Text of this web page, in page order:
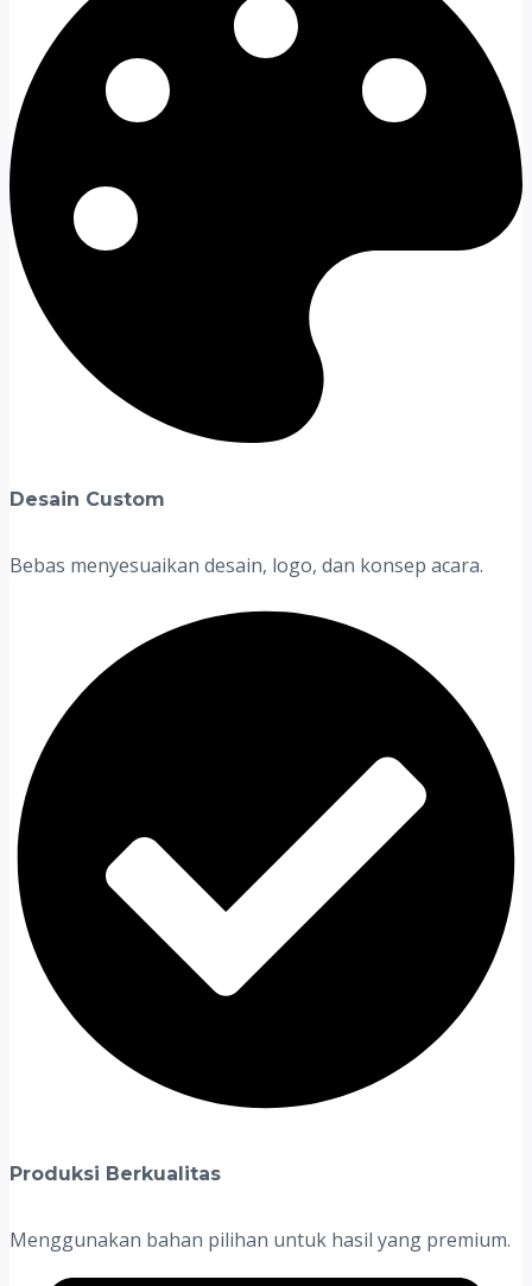
Desain Custom
Bebas menyesuaikan desain, logo, dan konsep acara.
Produksi Berkualitas
Menggunakan bahan pilihan untuk hasil yang premium.